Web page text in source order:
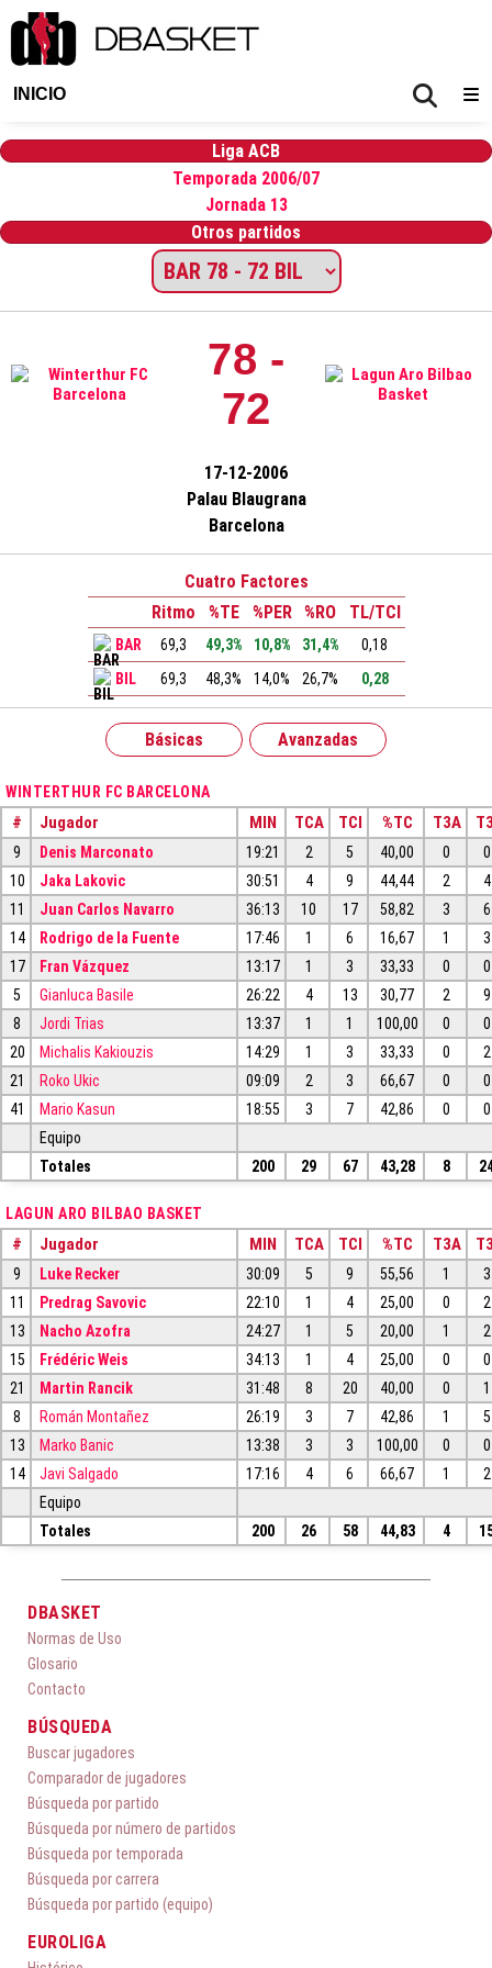
INICIO
Liga ACB
Temporada 2006/07
Jornada 13
Otros partidos
78 -
72
17-12-2006
Palau Blaugrana
Barcelona
Cuatro Factores
Ritmo
%TE %PER %RO TL/TCI
BAR 69,3 49,3% 10,8% 31,4%
0,18
BIL
69,3 48,3% 14,0% 26,7% 0,28
Básicas Avanzadas
WINTERTHUR FC BARCELONA
# Jugador MIN TCA TCI %TC T3A
9 Denis Marconato 19:21 2 5 40,00 0
0
10
Jaka Lakovic 30:51 4 9 44,44 2
4
11
Juan Carlos Navarro 36:13 10 17 58,82 3
6
14
Rodrigo de la Fuente 17:46 1 6 16,67 1
3
17
Fran Vázquez 13:17 1 3 33,33 0
0
5
Gianluca Basile 26:22 4 13 30,77 2
9
8
Jordi Trias 13:37 1 1 100,00 0
0
20
Michalis Kakiouzis 14:29 1 3 33,33 0
2
21
Roko Ukic 09:09 2 3 66,67 0
0
41
Mario Kasun 18:55 3 7 42,86 0
0
Equipo
Totales
200 29 67 43,28 8
LAGUN ARO BILBAO BASKET
# Jugador MIN TCA TCI %TC T3A
9 Luke Recker 30:09 5 9 55,56 1
3
11
Predrag Savovic 22:10 1 4 25,00 0
2
13
Nacho Azofra 24:27 1 5 20,00 1
2
15
Frédéric Weis 34:13 1 4 25,00 0
0
21
Martin Rancik 31:48 8 20 40,00 0
1
8
Román Montañez 26:19 3 7 42,86 1
5
13
Marko Banic 13:38 3 3 100,00 0
0
14
Javi Salgado 17:16 4 6 66,67 1
2
Equipo
Totales
200 26 58 44,83 4
DBASKET
Normas de Uso
Glosario
Contacto
BÚSQUEDA
Buscar jugadores
Comparador de jugadores
Búsqueda por partido
Búsqueda por número de partidos
Búsqueda por temporada
Búsqueda por carrera
Búsqueda por partido (equipo)
EUROLIGA